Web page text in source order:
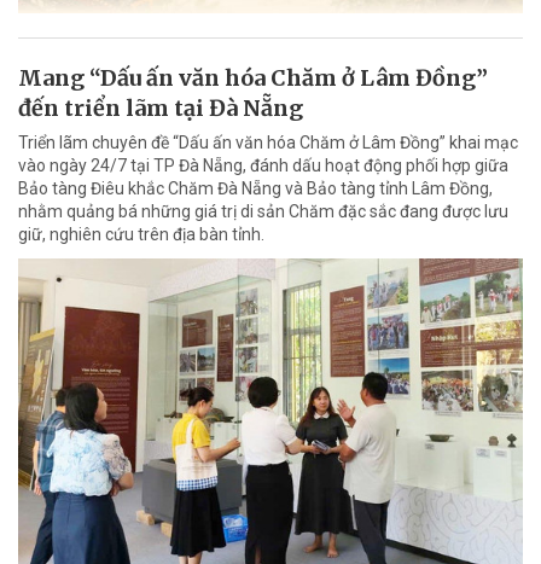
Mang “Dấu ấn văn hóa Chăm ở Lâm Đồng”
đến triển lãm tại Đà Nẵng
Triển lãm chuyên đề “Dấu ấn văn hóa Chăm ở Lâm Đồng” khai mạc
vào ngày 24/7 tại TP Đà Nẵng, đánh dấu hoạt động phối hợp giữa
Bảo tàng Điêu khắc Chăm Đà Nẵng và Bảo tàng tỉnh Lâm Đồng,
nhằm quảng bá những giá trị di sản Chăm đặc sắc đang được lưu
giữ, nghiên cứu trên địa bàn tỉnh.